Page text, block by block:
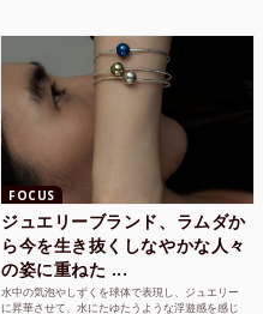
FOCUS
ジュエリーブランド、ラムダか
ら今を生き抜くしなやかな人々
の姿に重ねた ...
水中の気泡やしずくを球体で表現し、ジュエリー
に昇華させて、水にたゆたうような浮遊感を感じ